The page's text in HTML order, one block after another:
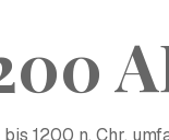
1200 n. Chr.